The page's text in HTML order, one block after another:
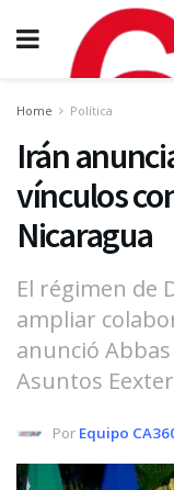
Home Política
Irán
vínculos
Nicaragua
El régimen de
ampliar
anunció
Asuntos
Por Equipo